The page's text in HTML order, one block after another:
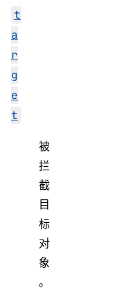
t
a
r
g
e
t
被
拦
截
目
标
对
象
。